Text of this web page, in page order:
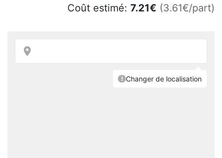
Coût estimé: 7.21€ (3.61€/part)